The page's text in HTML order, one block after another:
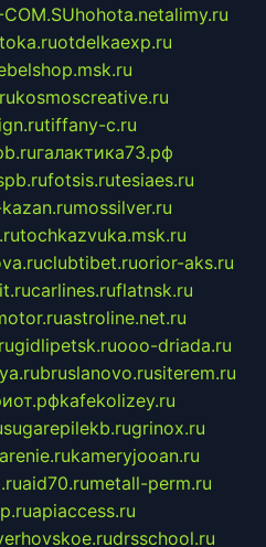
hohota.netalimy.ru
otdelkaexp.ru
kosmoscreative.ru
tiffany-c.ru
галактика73.рф
fotsis.rutesiaes.ru
mossilver.ru
tochkazvuka.msk.ru
clubtibet.ruorior-aks.ru
carlines.ruflatnsk.ru
astroline.net.ru
gidlipetsk.ruooo-driada.ru
bruslanovo.rusiterem.ru
kafekolizey.ru
sugarepilekb.rugrinox.ru
kameryjooan.ru
aid70.rumetall-perm.ru
apiaccess.ru
drsschool.ru